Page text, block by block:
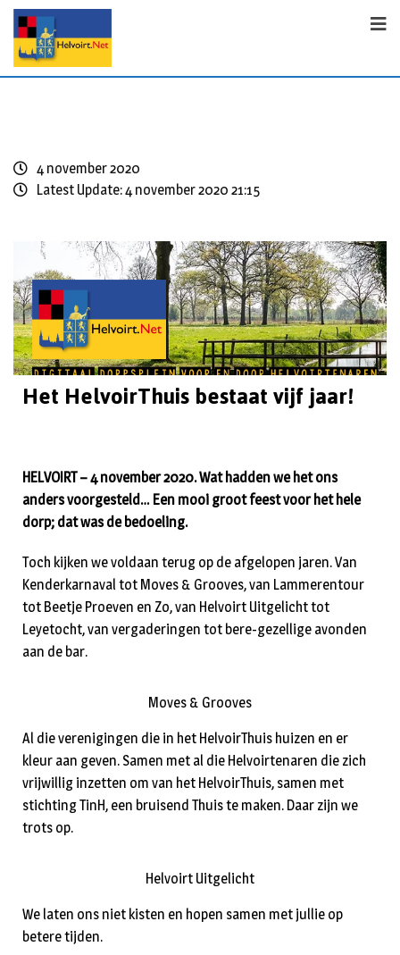
4 november 2020
Latest Update: 4 november 2020 21:15
Het HelvoirThuis bestaat vijf jaar!
HELVOIRT – 4 november 2020. Wat hadden we het ons
anders voorgesteld… Een mooi groot feest voor het hele
dorp; dat was de bedoeling.
Toch kijken we voldaan terug op de afgelopen jaren. Van
Kenderkarnaval tot Moves & Grooves, van Lammerentour
tot Beetje Proeven en Zo, van Helvoirt Uitgelicht tot
Leyetocht, van vergaderingen tot bere-gezellige avonden
aan de bar.
Moves & Grooves
Al die verenigingen die in het HelvoirThuis huizen en er
kleur aan geven. Samen met al die Helvoirtenaren die zich
vrijwillig inzetten om van het HelvoirThuis, samen met
stichting TinH, een bruisend Thuis te maken. Daar zijn we
trots op.
Helvoirt Uitgelicht
We laten ons niet kisten en hopen samen met jullie op
betere tijden.